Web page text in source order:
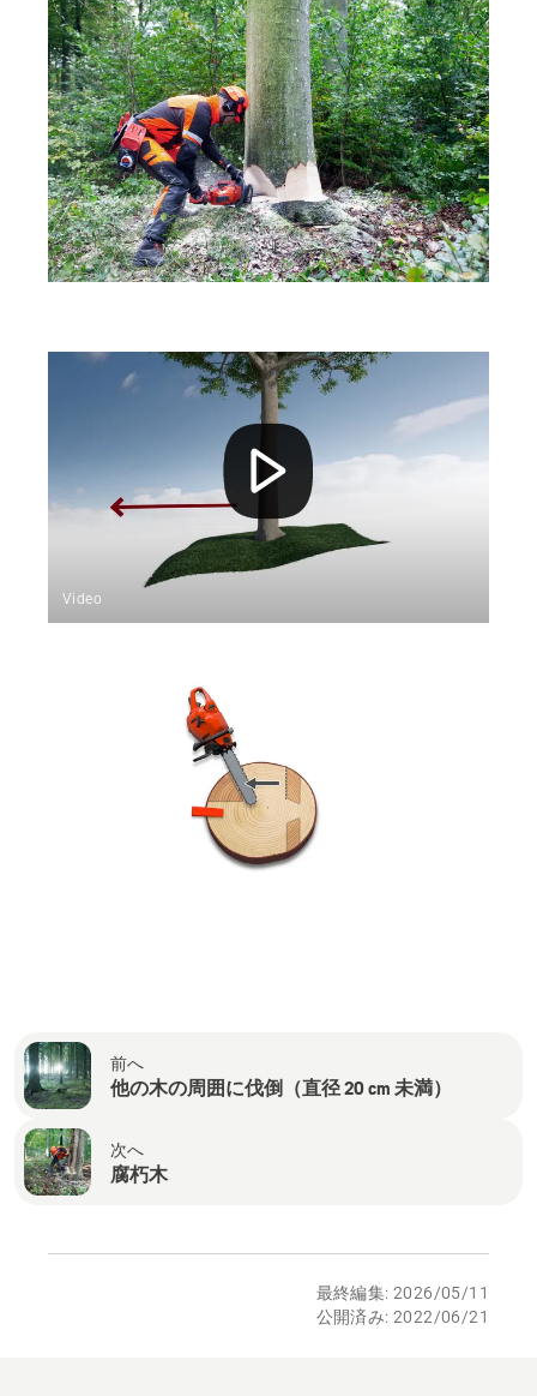
Video
前へ
他の木の周囲に伐倒（直径 20 cm 未満）
次へ
腐朽木
最終編集: 2026/05/11
公開済み: 2022/06/21